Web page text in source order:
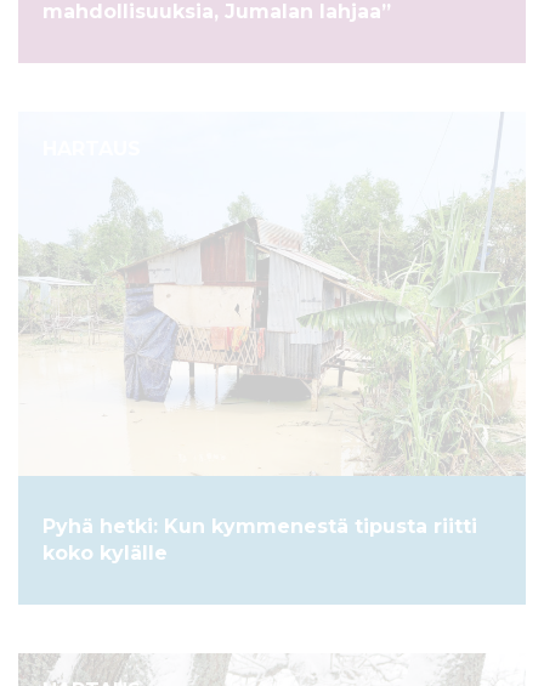
mahdollisuuksia, Jumalan lahjaa”
Pyhä hetki: Kun kymmenestä tipusta riitti
koko kylälle